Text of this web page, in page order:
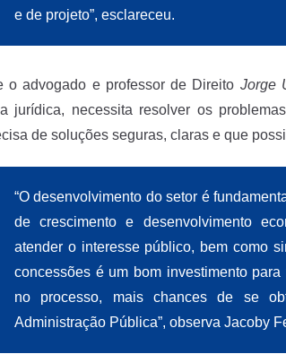
e de projeto”, esclareceu.
o advogado e professor de Direito Jorge
jurídica, necessita resolver os
de soluções seguras, claras e que
“O desenvolvimento do setor é
de crescimento e desenvolvimento
atender o interesse público, bem como
concessões é um bom investimento
no processo, mais chances de se
Administração Pública”, observa Jacoby